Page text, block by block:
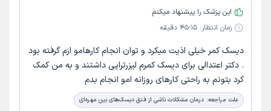
این پزشک را پیشنهاد میکنم
زمان انتظار: 15-45 دقیقه
دیسک کمر خیلی اذیت میکرد و توان انجام کارهامو ازم گرفته بود
. دکتر اعتدالی برای دیسک کمرم لیزرتراپی داشتند و به من کمک
کرد بتونم به راحتی کارهای روزانه امو انجام بدم
علت مراجعه: درمان مشکلات ناشی از فتق دیسک‌های بین مهره‌ای